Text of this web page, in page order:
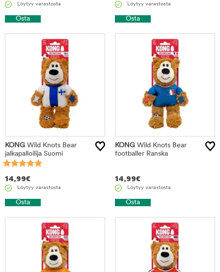
Löytyy varastosta
Osta
Löytyy varastosta
Osta
KONG Wild Knots Bear
jalkapalloilija Suomi
14,99€
Löytyy varastosta
Osta
KONG Wild Knots Bear
footballer Ranska
14,99€
Löytyy varastosta
Osta